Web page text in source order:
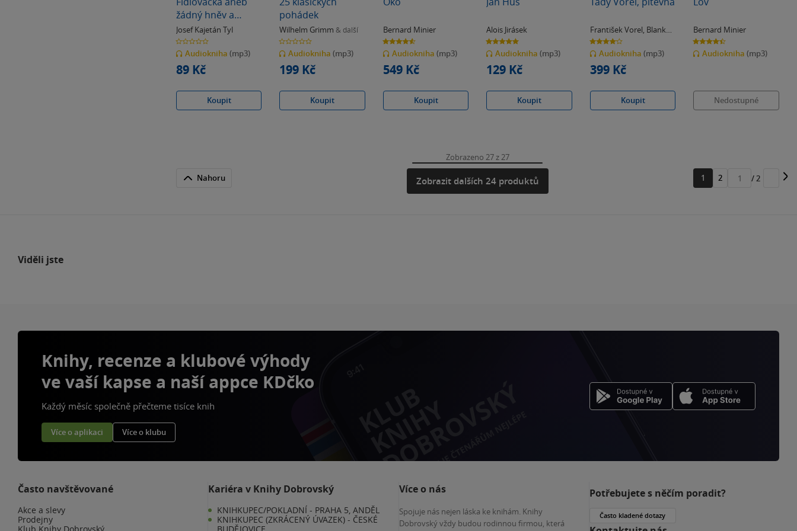
žádný hněv a
žádná rvačka
Josef Kajetán Tyl
0.0
z
5
hvězdiček
Audiokniha (mp3)
89 Kč
Koupit
pohádek
Wilhelm Grimm & další
0.0
z
5
hvězdiček
Audiokniha(mp3)
199 Kč
Koupit
Bernard Minier
4.6
z
5
hvězdiček
Audiokniha (mp3)
549 Kč
Koupit
Alois Jirásek
5.0
z
5
hvězdiček
Audiokniha(mp3)
129 Kč
Koupit
František Vorel, Blanka
Kubíková
4.2
z
5
hvězdiček
Audiokniha (mp3)
399 Kč
Koupit
Bernard Minier
4.4
z
5
hvězdiček
Audiokniha(mp3)
Nedostupné
Nahoru
Zobrazeno 27 z 27
Zobrazit dalších 24 produktů 1 2
Přejít
/ 2
Viděli jste
Knihy, recenze a klubové výhody
ve vaší kapse a naší appce KDčko
Každý měsíc společně přečteme tisíce knih
Více o aplikaci Více o klubu
Často navštěvované
Akce a slevy
Prodejny
Kariéra v Knihy Dobrovský
KNIHKUPEC/POKLADNÍ - PRAHA 5, ANDĚL
KNIHKUPEC (ZKRÁCENÝ ÚVAZEK) - ČESKÉ
Více o nás
Spojuje nás nejen láska ke knihám. Knihy
Dobrovský vždy budou rodinnou firmou, která
Potřebujete s něčím poradit?
Často kladené dotazy